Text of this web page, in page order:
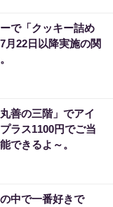
で「クッキー詰め
月22日以降実施の関
善の三階」でアイ
ラス1100円でご当
できるよ～。
中で一番好きで